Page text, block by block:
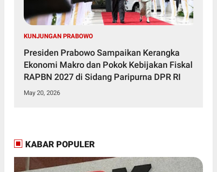
KUNJUNGAN PRABOWO
Presiden Prabowo Sampaikan Kerangka
Ekonomi Makro dan Pokok Kebijakan Fiskal
RAPBN 2027 di Sidang Paripurna DPR RI
May 20, 2026
KABAR POPULER